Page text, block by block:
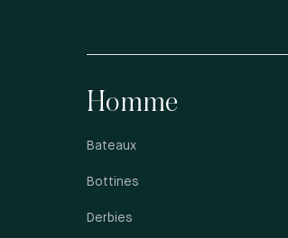
Homme
Bateaux
Bottines
Derbies